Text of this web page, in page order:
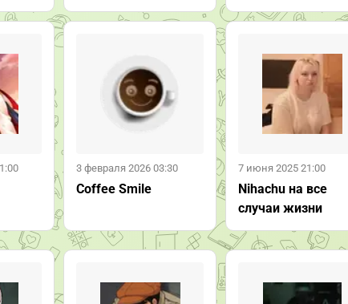
3 февраля 2026 03:30
Coffee Smile
7 июня 2025 21:00
Nihachu на все
случаи жизни